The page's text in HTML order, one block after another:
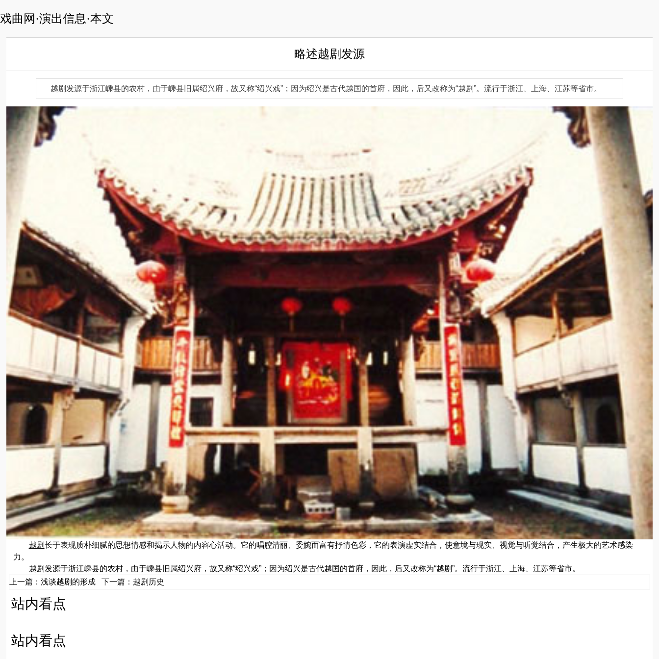
戏曲网·演出信息·本文
略述越剧发源
越剧发源于浙江嵊县的农村，由于嵊县旧属绍兴府，故又称“绍兴戏”；因为绍兴是古代越国的首府，因此，后又改称为“越剧”。流行于浙江、上海、江苏等省市。
越剧长于表现质朴细腻的思想情感和揭示人物的内容心活动。它的唱腔清丽、委婉而富有抒情色彩，它的表演虚实结合，使意境与现实、视觉与听觉结合，产生极大的艺术感染
力。
越剧 发源于浙江嵊县的农村，由于嵊县旧属绍兴府，故又称“绍兴戏”；因为绍兴是古代越国的首府，因此，后又改称为“越剧”。流行于浙江、上海、江苏等省市。
上一篇：浅谈越剧的形成 下一篇： 越剧历史
站内看点
站内看点